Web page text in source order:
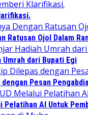
Ratusan Ojol Dalam
Umrah dari Bupati Egi
Pesan
Pelatihan AI Untuk